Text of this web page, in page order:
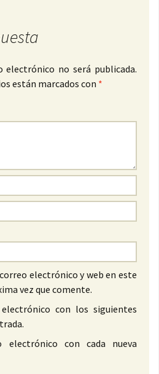
electrónico no será publicada.
están marcados con *
electrónico y web en este
vez que comente.
con los siguientes
electrónico con cada nueva